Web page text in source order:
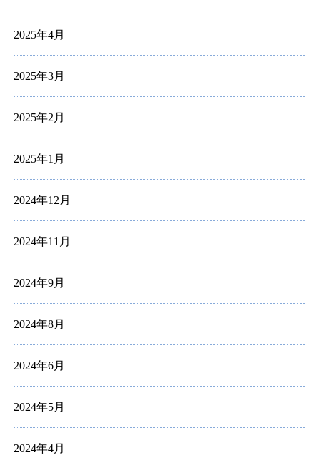
2025年4月
2025年3月
2025年2月
2025年1月
2024年12月
2024年11月
2024年9月
2024年8月
2024年6月
2024年5月
2024年4月